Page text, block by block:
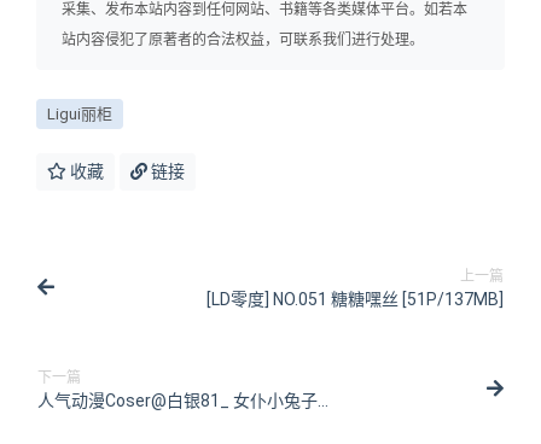
采集、发布本站内容到任何网站、书籍等各类媒体平台。如若本
站内容侵犯了原著者的合法权益，可联系我们进行处理。
Ligui丽柜
收藏 链接
上一篇
[LD零度] NO.051 糖糖嘿丝 [51P/137MB]
下一篇
人气动漫Coser@白银81_ 女仆小兔子